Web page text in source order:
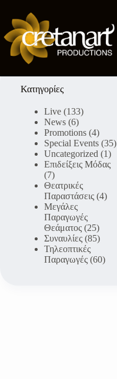
περιεχόμενο
Κατηγορίες
Live (133)
News (6)
Promotions (4)
Special Events (35)
Uncategorized (1)
Επιδείξεις Μόδας
(7)
Θεατρικές
Παραστάσεις (4)
Μεγάλες
Παραγωγές
Θεάματος (25)
Συναυλίες (85)
Τηλεοπτικές
Παραγωγές (60)